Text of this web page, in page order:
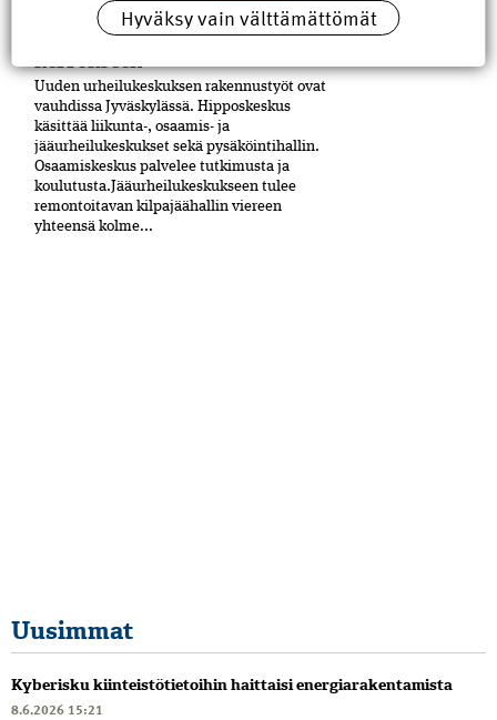
Hippoksen jäähallit kahteen
kerrokseen
Uuden urheilukeskuksen rakennustyöt ovat
vauhdissa Jyväskylässä. Hipposkeskus
käsittää liikunta-, osaamis- ja
jääurheilukeskukset sekä pysäköintihallin.
Osaamiskeskus palvelee tutkimusta ja
koulutusta.Jääurheilukeskukseen tulee
remontoitavan kilpajäähallin viereen
yhteensä kolme...
Uusimmat
Kyberisku kiinteistötietoihin haittaisi energiarakentamista
8.6.2026 15:21
Hyväksy vain välttämättömät